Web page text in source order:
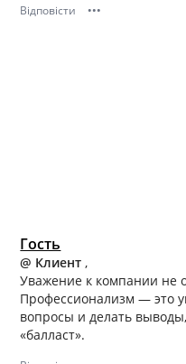
Відповісти •••
Гость
@ Клиент,
Уважение к компании не
Профессионализм — это
вопросы и делать
«балласт».